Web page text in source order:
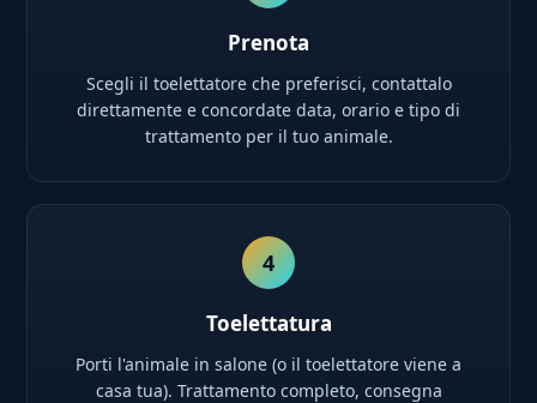
Prenota
Scegli il toelettatore che preferisci, contattalo
direttamente e concordate data, orario e tipo di
trattamento per il tuo animale.
4
Toelettatura
Porti l'animale in salone (o il toelettatore viene a
casa tua). Trattamento completo, consegna